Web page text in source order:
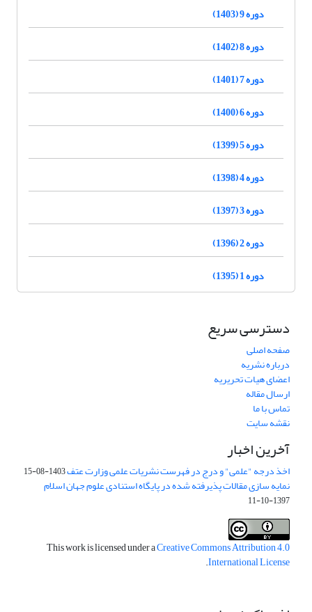
دوره 9 (1403)
دوره 8 (1402)
دوره 7 (1401)
دوره 6 (1400)
دوره 5 (1399)
دوره 4 (1398)
دوره 3 (1397)
دوره 2 (1396)
دوره 1 (1395)
دسترسی سریع
صفحه اصلی
درباره نشریه
اعضای هیات تحریریه
ارسال مقاله
تماس با ما
نقشه سایت
آخرین اخبار
اخذ درجه "علمی" و درج در فهرست نشریات علمی وزارت عتف1403-08-15
نمایه سازی مقالات پذیرفته شده در پایگاه استنادی علوم جهان اسلام
1397-10-11
This work is licensed under aCreative Commons Attribution 4.0
International License
.